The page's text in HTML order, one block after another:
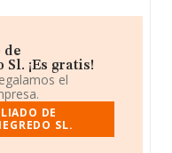
de
¡Es gratis!
el
DE
SL.